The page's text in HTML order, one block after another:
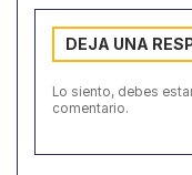
DEJA UNA
Lo siento, debes
comentario.